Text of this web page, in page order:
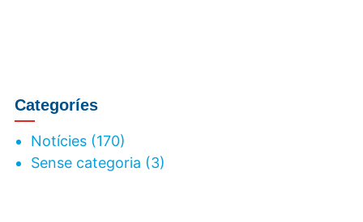
Categoríes
Notícies(170)
Sense categoria (3)